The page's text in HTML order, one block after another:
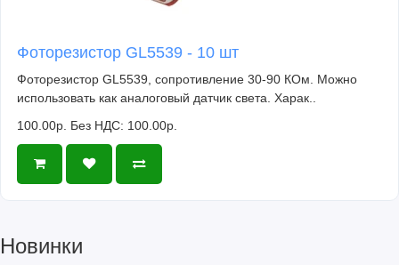
Фоторезистор GL5539 - 10 шт
Фоторезистор GL5539, сопротивление 30-90 КОм. Можно
использовать как аналоговый датчик света. Харак..
100.00р. Без НДС: 100.00р.
Новинки